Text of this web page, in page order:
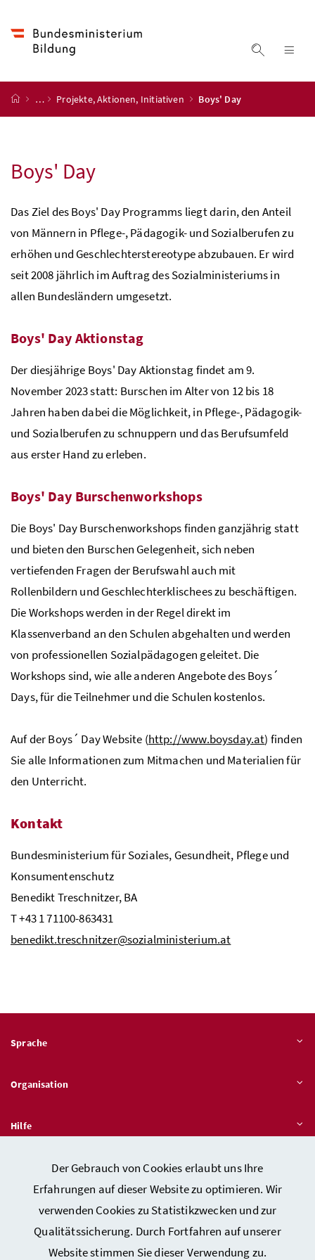
Der Gebrauch von Cookies erlaubt uns Ihre
Erfahrungen auf dieser Website zu optimieren. Wir
verwenden Cookies zu Statistikzwecken und zur
Qualitätssicherung. Durch Fortfahren auf unserer
Website stimmen Sie dieser Verwendung zu.
Suche
Startseite
… Projekte, Aktionen, Initiativen Boys' Day
Boys' Day
Das Ziel des Boys' Day Programms liegt darin, den Anteil
von Männern in Pflege-, Pädagogik- und Sozialberufen zu
erhöhen und Geschlechterstereotype abzubauen. Er wird
seit 2008 jährlich im Auftrag des Sozialministeriums in
allen Bundesländern umgesetzt.
Boys' Day Aktionstag
Der diesjährige Boys' Day Aktionstag findet am 9.
November 2023 statt: Burschen im Alter von 12 bis 18
Jahren haben dabei die Möglichkeit, in Pflege-, Pädagogik-
und Sozialberufen zu schnuppern und das Berufsumfeld
aus erster Hand zu erleben.
Boys' Day Burschenworkshops
Die Boys' Day Burschenworkshops finden ganzjährig statt
und bieten den Burschen Gelegenheit, sich neben
vertiefenden Fragen der Berufswahl auch mit
Rollenbildern und Geschlechterklischees zu beschäftigen.
Die Workshops werden in der Regel direkt im
Klassenverband an den Schulen abgehalten und werden
von professionellen Sozialpädagogen geleitet. Die
Workshops sind, wie alle anderen Angebote des Boys´
Days, für die Teilnehmer und die Schulen kostenlos.
Auf der Boys´ Day Website (http://www.boysday.at) finden
Sie alle Informationen zum Mitmachen und Materialien für
den Unterricht.
Kontakt
Bundesministerium für Soziales, Gesundheit, Pflege und
Konsumentenschutz
Benedikt Treschnitzer,BA
T +43 1 71100-863431
benedikt.treschnitzer@sozialministerium.at
Sprache
Organisation
Hilfe
Quicklinks